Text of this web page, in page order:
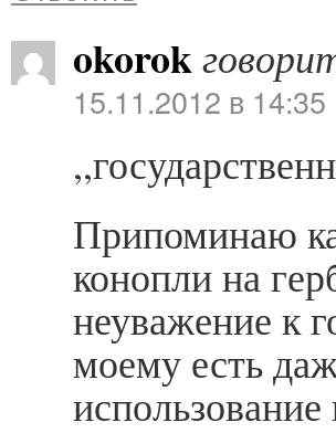
okorok
15.11.2012 в 14:35
Припоминаю
конопли на
неуважение к
моему есть